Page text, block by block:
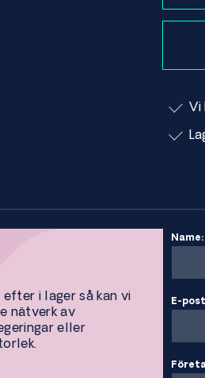
Vi
i lager så kan vi
nätverk av
eller
Name:
E-